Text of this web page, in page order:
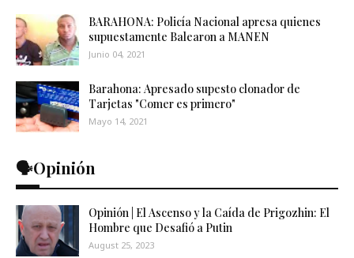
BARAHONA: Policía Nacional apresa quienes
supuestamente Balearon a MANEN
Junio 04, 2021
Barahona: Apresado supesto clonador de
Tarjetas "Comer es primero"
Mayo 14, 2021
🗣️Opinión
Opinión | El Ascenso y la Caída de Prigozhin: El
Hombre que Desafió a Putin
August 25, 2023